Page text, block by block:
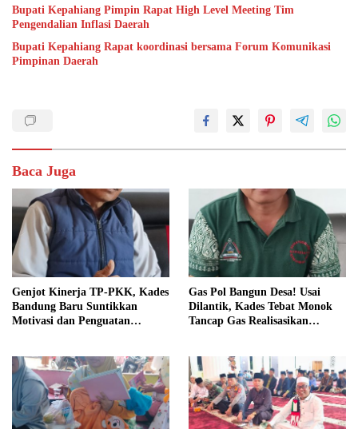
Bupati Kepahiang Pimpin Rapat High Level Meeting Tim
Pengendalian Inflasi Daerah
Bupati Kepahiang Rapat koordinasi bersama Forum Komunikasi
Pimpinan Daerah
Baca Juga
Genjot Kinerja TP-PKK, Kades
Bandung Baru Suntikkan
Motivasi dan Penguatan
Gas Pol Bangun Desa! Usai
Dilantik, Kades Tebat Monok
Tancap Gas Realisasikan